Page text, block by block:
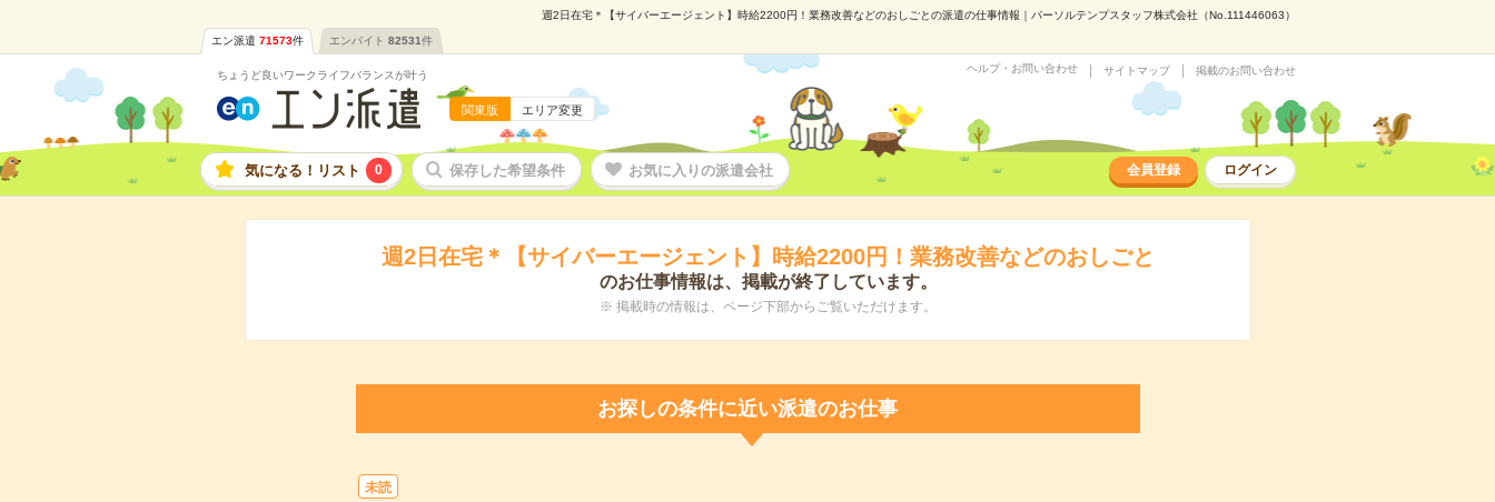
週2日在宅＊【サイバーエージェント】時給2200円！業務改善などのおしごとの派遣の仕事情報｜パーソルテンプスタッフ株式会社（No.111446063）
エン派遣 71573件 エンバイト 82531件
ちょうど良いワークライフバランスが叶う
関東版 エリア変更
ヘルプ・お問い合わせ サイトマップ 掲載のお問い合わせ
気になる！リスト 0 保存した希望条件 お気に入りの派遣会社 会員登録 ログイン
週2日在宅＊【サイバーエージェント】時給2200円！業務改善などのおしごと
のお仕事情報は、掲載が終了しています。
※ 掲載時の情報は、ページ下部からご覧いただけます。
お探しの条件に近い派遣のお仕事
未読